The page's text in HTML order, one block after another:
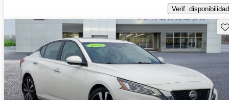
Verif. disponibilidad